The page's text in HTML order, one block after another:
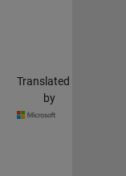
Translated
by